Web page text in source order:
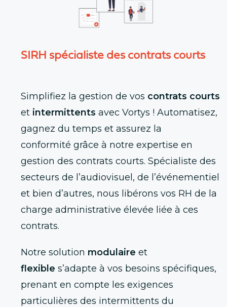
SIRH spécialiste des contrats courts
Simplifiez la gestion de vos contrats courts
et intermittents avec Vortys ! Automatisez,
gagnez du temps et assurez la
conformité grâce à notre expertise en
gestion des contrats courts. Spécialiste des
secteurs de l’audiovisuel, de l’événementiel
et bien d’autres, nous libérons vos RH de la
charge administrative élevée liée à ces
contrats.
Notre solution modulaireet
flexibles’adapte à vos besoins spécifiques,
prenant en compte les exigences
particulières des intermittents du